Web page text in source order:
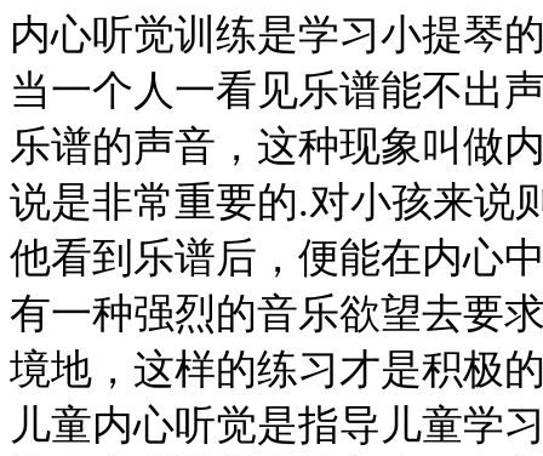
内心听觉训练是学习小提琴
当一个人一看见乐谱能不出
乐谱的声音，这种现象叫做
说是非常重要的.对小孩来说
他看到乐谱后，便能在内心
有一种强烈的音乐欲望去要
境地，这样的练习才是积极
儿童内心听觉是指导儿童学